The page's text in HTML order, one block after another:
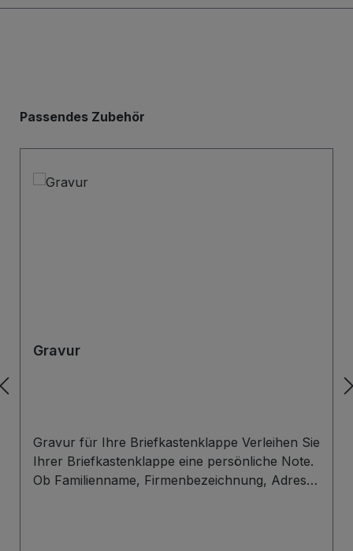
Produktgalerie überspringen
Passendes Zubehör
Gravur
Gravur für Ihre Briefkastenklappe Verleihen Sie
Ihrer Briefkastenklappe eine persönliche Note.
Ob Familienname, Firmenbezeichnung, Adresse